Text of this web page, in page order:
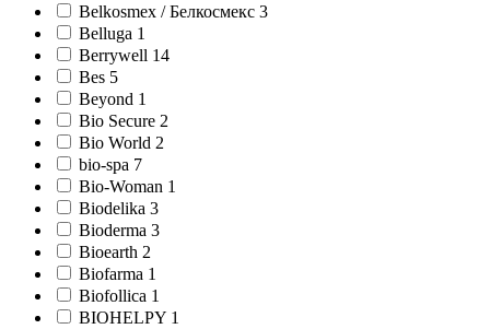
Belkosmex / Белкосмекс 3
Belluga 1
Berrywell 14
Bes 5
Beyond 1
Bio Secure 2
Bio World 2
bio-spa 7
Bio-Woman 1
Biodelika 3
Bioderma 3
Bioearth 2
Biofarma 1
Biofollica 1
BIOHELPY 1